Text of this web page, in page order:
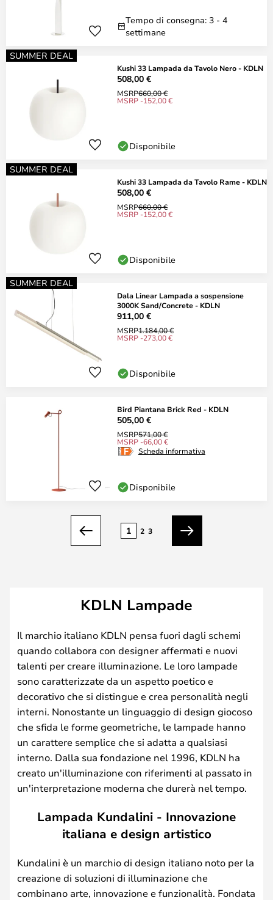
Tempo di consegna: 3 - 4
settimane
SUMMER DEAL
Kushi 33 Lampada da Tavolo Nero - KDLN
508,00 €
MSRP660,00 €
MSRP -152,00 €
Disponibile
SUMMER DEAL
Kushi 33 Lampada da Tavolo Rame - KDLN
508,00 €
MSRP660,00 €
MSRP -152,00 €
Disponibile
SUMMER DEAL
Dala Linear Lampada a sospensione
3000K Sand/Concrete - KDLN
911,00 €
MSRP1.184,00 €
MSRP -273,00 €
Disponibile
Bird Piantana Brick Red - KDLN
505,00 €
MSRP571,00 €
MSRP -66,00 €
Scheda informativa
Disponibile
Precedente
1 2 3
Prossimo
KDLN Lampade
Il marchio italiano KDLN pensa fuori dagli schemi
quando collabora con designer affermati e nuovi
talenti per creare illuminazione. Le loro lampade
sono caratterizzate da un aspetto poetico e
decorativo che si distingue e crea personalità negli
interni. Nonostante un linguaggio di design giocoso
che sfida le forme geometriche, le lampade hanno
un carattere semplice che si adatta a qualsiasi
interno. Dalla sua fondazione nel 1996, KDLN ha
creato un'illuminazione con riferimenti al passato in
un'interpretazione moderna che durerà nel tempo.
Lampada Kundalini - Innovazione
italiana e design artistico
Kundalini è un marchio di design italiano noto per la
creazione di soluzioni di illuminazione che
combinano arte, innovazione e funzionalità. Fondata